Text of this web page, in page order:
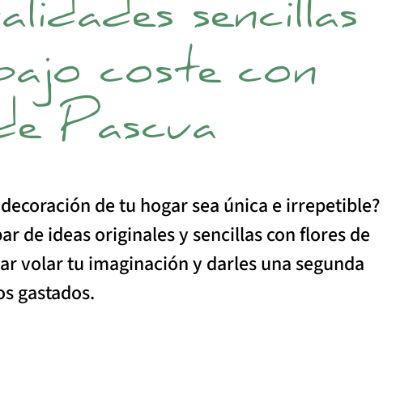
sencillas
coste con
Pascua
de tu hogar sea única e irrepetible?
de ideas originales y sencillas con flores de
volar tu imaginación y darles una segunda
gastados.